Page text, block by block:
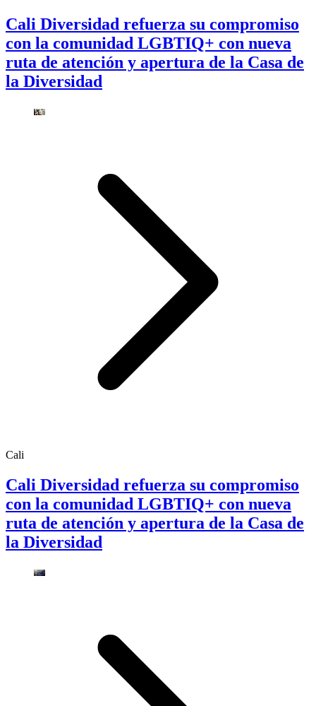
Cali Diversidad refuerza su compromiso
con la comunidad LGBTIQ+ con nueva
ruta de atención y apertura de la Casa de
la Diversidad
Cali
Cali Diversidad refuerza su compromiso
con la comunidad LGBTIQ+ con nueva
ruta de atención y apertura de la Casa de
la Diversidad